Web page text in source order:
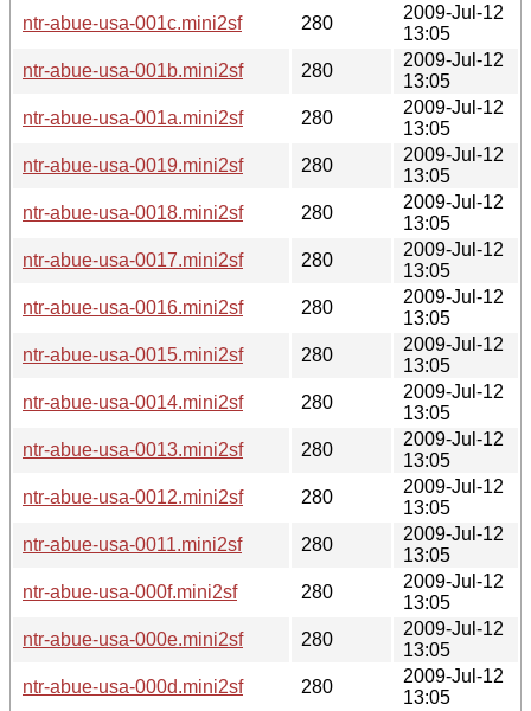
ntr-abue-usa-001c.mini2sf
280
2009-Jul-12
13:05
ntr-abue-usa-001b.mini2sf
280
2009-Jul-12
13:05
ntr-abue-usa-001a.mini2sf
280
2009-Jul-12
13:05
ntr-abue-usa-0019.mini2sf
280
2009-Jul-12
13:05
ntr-abue-usa-0018.mini2sf
280
2009-Jul-12
13:05
ntr-abue-usa-0017.mini2sf
280
2009-Jul-12
13:05
ntr-abue-usa-0016.mini2sf
280
2009-Jul-12
13:05
ntr-abue-usa-0015.mini2sf
280
2009-Jul-12
13:05
ntr-abue-usa-0014.mini2sf
280
2009-Jul-12
13:05
ntr-abue-usa-0013.mini2sf
280
2009-Jul-12
13:05
ntr-abue-usa-0012.mini2sf
280
2009-Jul-12
13:05
ntr-abue-usa-0011.mini2sf
280
2009-Jul-12
13:05
ntr-abue-usa-000f.mini2sf
280
2009-Jul-12
13:05
ntr-abue-usa-000e.mini2sf
280
2009-Jul-12
13:05
ntr-abue-usa-000d.mini2sf
280
2009-Jul-12
13:05